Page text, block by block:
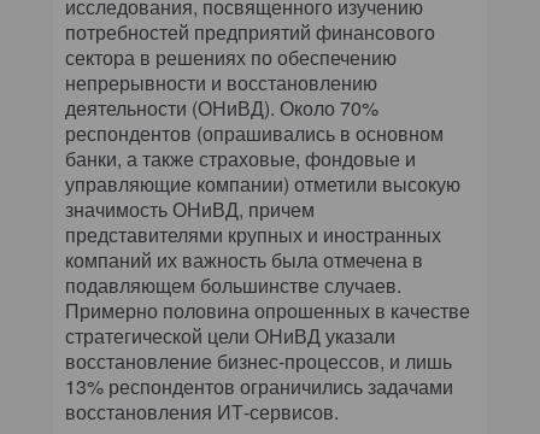
исследования, посвященного изучению
потребностей предприятий финансового
сектора в решениях по обеспечению
непрерывности и восстановлению
деятельности (ОНиВД). Около 70%
респондентов (опрашивались в основном
банки, а также страховые, фондовые и
управляющие компании) отметили высокую
значимость ОНиВД, причем
представителями крупных и иностранных
компаний их важность была отмечена в
подавляющем большинстве случаев.
Примерно половина опрошенных в качестве
стратегической цели ОНиВД указали
восстановление бизнес-процессов, и лишь
13% респондентов ограничились задачами
восстановления ИТ-сервисов.